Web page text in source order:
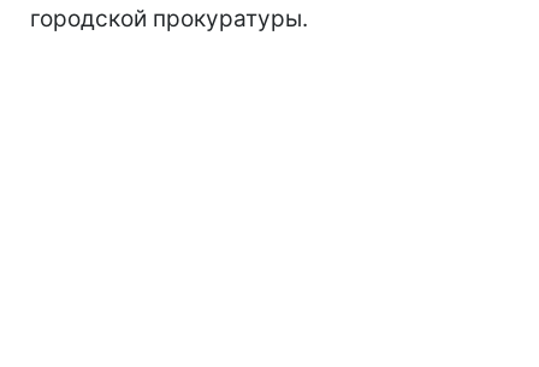
городской прокуратуры.